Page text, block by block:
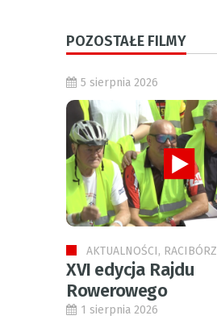
POZOSTAŁE FILMY
5 sierpnia 2026
AKTUALNOŚCI, RACIBÓRZ
XVI edycja Rajdu
Rowerowego
1 sierpnia 2026